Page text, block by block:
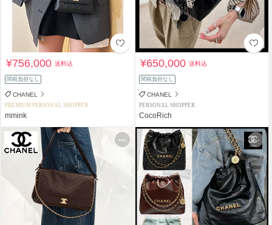
¥756,000送料込
関税負担なし
CHANEL
PREMIUM PERSONAL SHOPPER
mmink
¥650,000送料込
関税負担なし
CHANEL
PERSONAL SHOPPER
CocoRich